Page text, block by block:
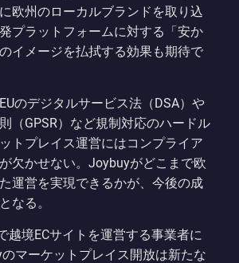
欧州のローカルブランドを取り込
プラットフォームに対する「安か
イメージを払拭する効果も期待で
のデジタルサービス法（DSA）や
（GPSR）など規制対応のハードル
トプレイス運営にはコンプライア
欠かせない。Joybuyがどこまで欧
運営を実現できるかが、今後の成
なる。
越境ECサイトを運営する事業者に
マーケットプレイス開放は新たな